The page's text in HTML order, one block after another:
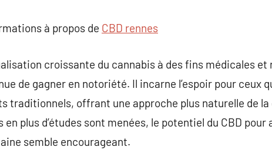
à propos de CBD rennes
croissante du cannabis à des fins médicales
de gagner en notoriété. Il incarne l’espoir pour ceux
traditionnels, offrant une approche plus naturelle de
en plus d’études sont menées, le potentiel du CBD
semble encourageant.